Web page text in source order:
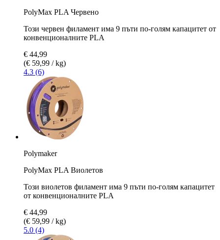
PolyMax PLA Червено
Този червен филамент има 9 пъти по-голям капацитет от
конвенционалните PLA
€ 44,99
(€ 59,99 / kg)
4.3 (6)
Polymaker
PolyMax PLA Виолетов
Този виолетов филамент има 9 пъти по-голям капацитет
от конвенционалните PLA
€ 44,99
(€ 59,99 / kg)
5.0 (4)